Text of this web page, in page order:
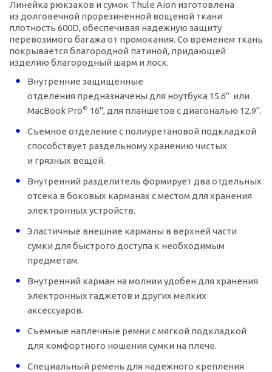
Линейка рюкзаков и сумок Thule Aion изготовлена
из долговечной прорезиненной вощеной ткани
плотность 600D, обеспечивая надежную защиту
перевозимого багажа от промокания. Со временем ткань
покрывается благородной патиной, придающей
изделию благородный шарм и лоск.
Внутренние защищенные
отделения предназначены для ноутбука 15.6" или
MacBook Pro® 16", для планшетов с диагональю 12.9".
Съемное отделение с полиуретановой подкладкой
способствует раздельному хранению чистых
и грязных вещей.
Внутренний разделитель формирует два отдельных
отсека в боковых карманах с местом для хранения
электронных устройств.
Эластичные внешние карманы в верхней части
сумки для быстрого доступа к необходимым
предметам.
Внутренний карман на молнии удобен для хранения
электронных гаджетов и других мелких
аксессуаров.
Съемные наплечные ремни с мягкой подкладкой
для комфортного ношения сумки на плече.
Специальный ремень для надежного крепления